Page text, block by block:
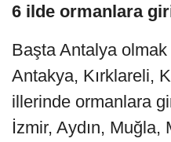
6 ilde ormanlara
Başta Antalya
Antakya, Kırklareli,
illerinde ormanlara
İzmir, Aydın, Muğla,